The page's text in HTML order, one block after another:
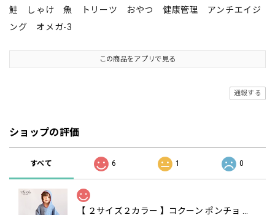
鮭 しゃけ 魚 トリーツ おやつ 健康管理 アンチエイジ
ング オメガ-3
この商品をアプリで見る
通報する
ショップの評価
すべて 6 1 0